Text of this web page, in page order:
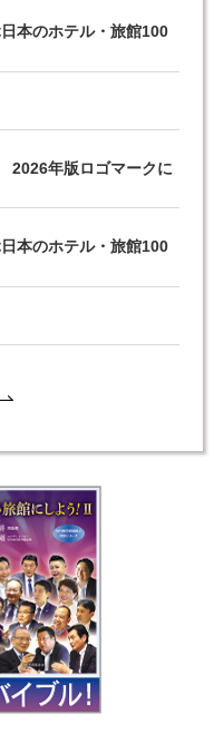
本のホテル・旅館100
2026年版ロゴマークに
本のホテル・旅館100